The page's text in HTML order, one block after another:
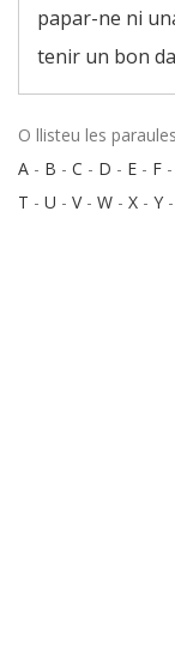
papar-ne ni
tenir un bon
O llisteu les
A - B - C - D - E - F -
T - U - V- W - X - Y -